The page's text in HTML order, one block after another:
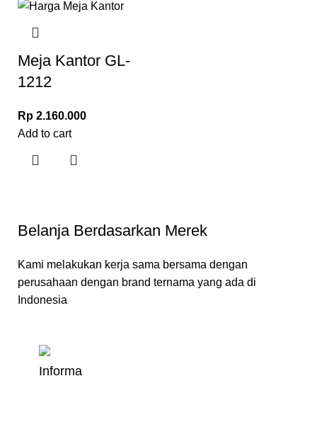
Meja Kantor GL-
1212
Rp 2.160.000
Add to cart
Belanja Berdasarkan Merek
Kami melakukan kerja sama bersama dengan
perusahaan dengan brand ternama yang ada di
Indonesia
Informa